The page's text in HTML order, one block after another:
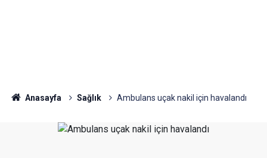
Anasayfa Sağlık Ambulans uçak nakil için havalandı